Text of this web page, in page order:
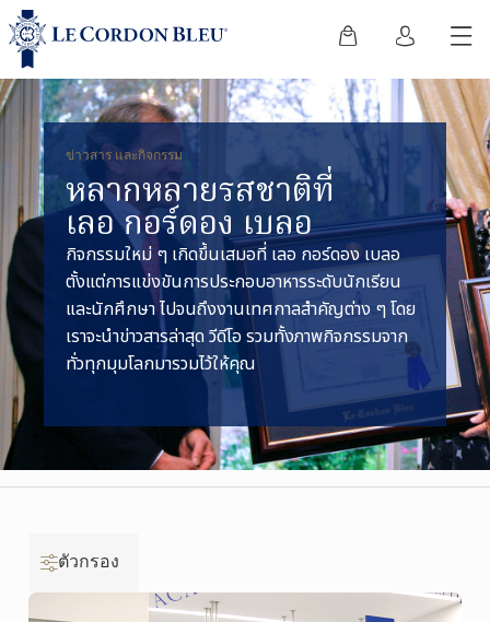
ข่าวสาร และกิจกรรม
หลากหลายรสชาติที่
เลอ กอร์ดอง เบลอ
กิจกรรมใหม่ ๆ เกิดขึ้นเสมอที่ เลอ กอร์ดอง เบลอ
ตั้งแต่การแข่งขันการประกอบอาหารระดับนักเรียน
และนักศึกษา ไปจนถึงงานเทศกาลสำคัญต่าง ๆ โดย
เราจะนำข่าวสารล่าสุด วีดีโอ รวมทั้งภาพกิจกรรมจาก
ทั่วทุกมุมโลกมารวมไว้ให้คุณ
ตัวกรอง